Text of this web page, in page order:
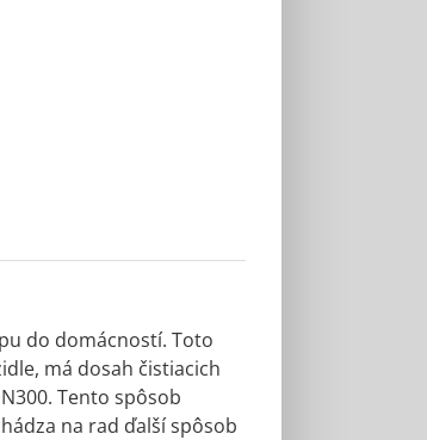
do domácností. Toto
má dosah čistiacich
Tento spôsob
na rad ďalší spôsob